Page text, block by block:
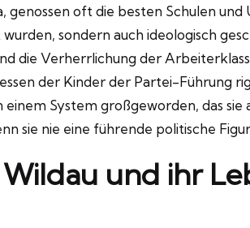
genossen oft die besten Schulen und
sondern auch ideologisch
die Verherrlichung der
der Kinder der Partei-Führung
System großgeworden, das sie
sie nie eine führende politische
und ihr